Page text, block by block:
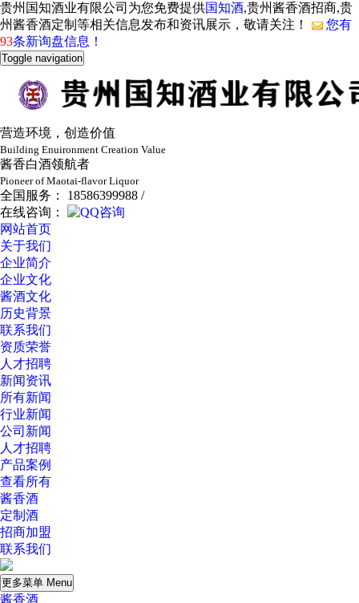
贵州国知酒业有限公司为您免费提供国知酒,贵州酱香酒招商,贵
州酱香酒定制等相关信息发布和资讯展示，敬请关注！
您有
93条新询盘信息！
Toggle navigation
营造环境，创造价值
Building Enuironment Creation Value
酱香白酒领航者
Pioneer of Maotai-flavor Liquor
全国服务： 18586399988 /
在线咨询：
网站首页
关于我们
企业简介
企业文化
酱酒文化
历史背景
联系我们
资质荣誉
人才招聘
新闻资讯
所有新闻
行业新闻
公司新闻
人才招聘
产品案例
查看所有
酱香酒
定制酒
招商加盟
联系我们
更多菜单 Menu
酱香酒